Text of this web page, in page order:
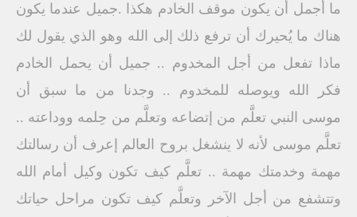
ما أجمل أن يكون موقف الخادم هكذا .جميل عندما يكون
هناك ما يُحيرك أن ترفع ذلك إلى الله وهو الذي يقول لك
ماذا تفعل من أجل المخدوم .. جميل أن يحمل الخادم
فكر الله ويوصله للمخدوم .. وجدنا من ما سبق أن
موسى النبي تعلَّم من إتضاعه وتعلَّم من حِلمه ووداعته ..
تعلَّم موسى لأنه لا ينشغل بروح العالم إعرف أن رسالتك
مهمة وخدمتك مهمة .. تعلَّم كيف تكون وكيل أمام الله
وتتشفع من أجل الآخر وتعلَّم كيف تكون مراحل حياتك